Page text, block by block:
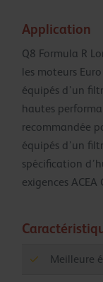
Application
Q8 Formula R
les moteurs
équipés d’un
hautes
recommandée
équipés d’un
spécification
exigences ACEA
Meilleure